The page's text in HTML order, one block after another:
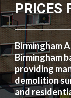
PRICES
Birmingham
Birmingham
providing
demolition
and